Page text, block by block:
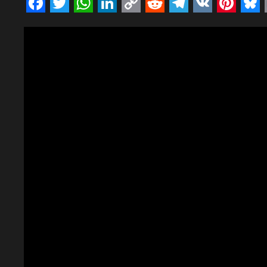
Facebook
Twitter
WhatsApp
LinkedIn
CopyReddit
Telegram
VK